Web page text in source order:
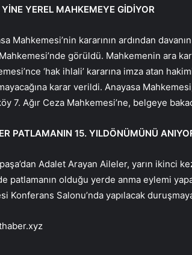
YEREL MAHKEMEYE GİDİYOR
Mahkemesi’nin kararının ardından
görüldü. Mahkemenin ara
‘hak ihlali’ kararına imza atan
karar verildi. Anayasa
7. Ağır Ceza Mahkemesi’ne, belgeye
PATLAMANIN 15. YILDÖNÜMÜNÜ
Adalet Arayan Aileler, yarın ikinci
patlamanın olduğu yerde anma eylemi
Konferans Salonu’nda yapılacak